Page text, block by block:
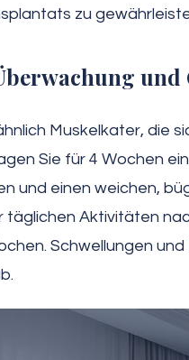
zu
und
Muskelkater, die
Sie für 4 Wochen
und einen weichen,
Aktivitäten
Schwellungen